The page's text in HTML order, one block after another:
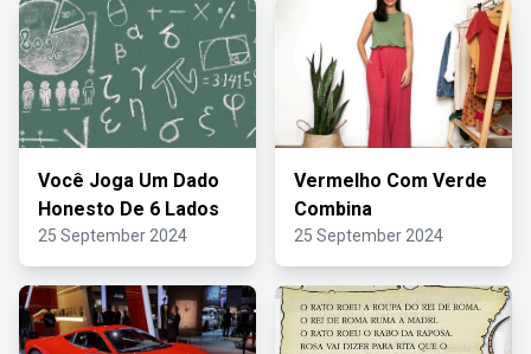
Você Joga Um Dado
Honesto De 6 Lados
25 September 2024
Vermelho Com Verde
Combina
25 September 2024